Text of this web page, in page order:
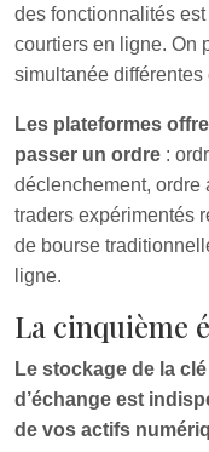
des fonctionnalités
courtiers en ligne. On
simultanée différentes
Les plateformes
passer un ordre :
déclenchement,
traders expérimentés
de bourse
ligne.
La cinquième
Le stockage de la
d’échange est
de vos actifs